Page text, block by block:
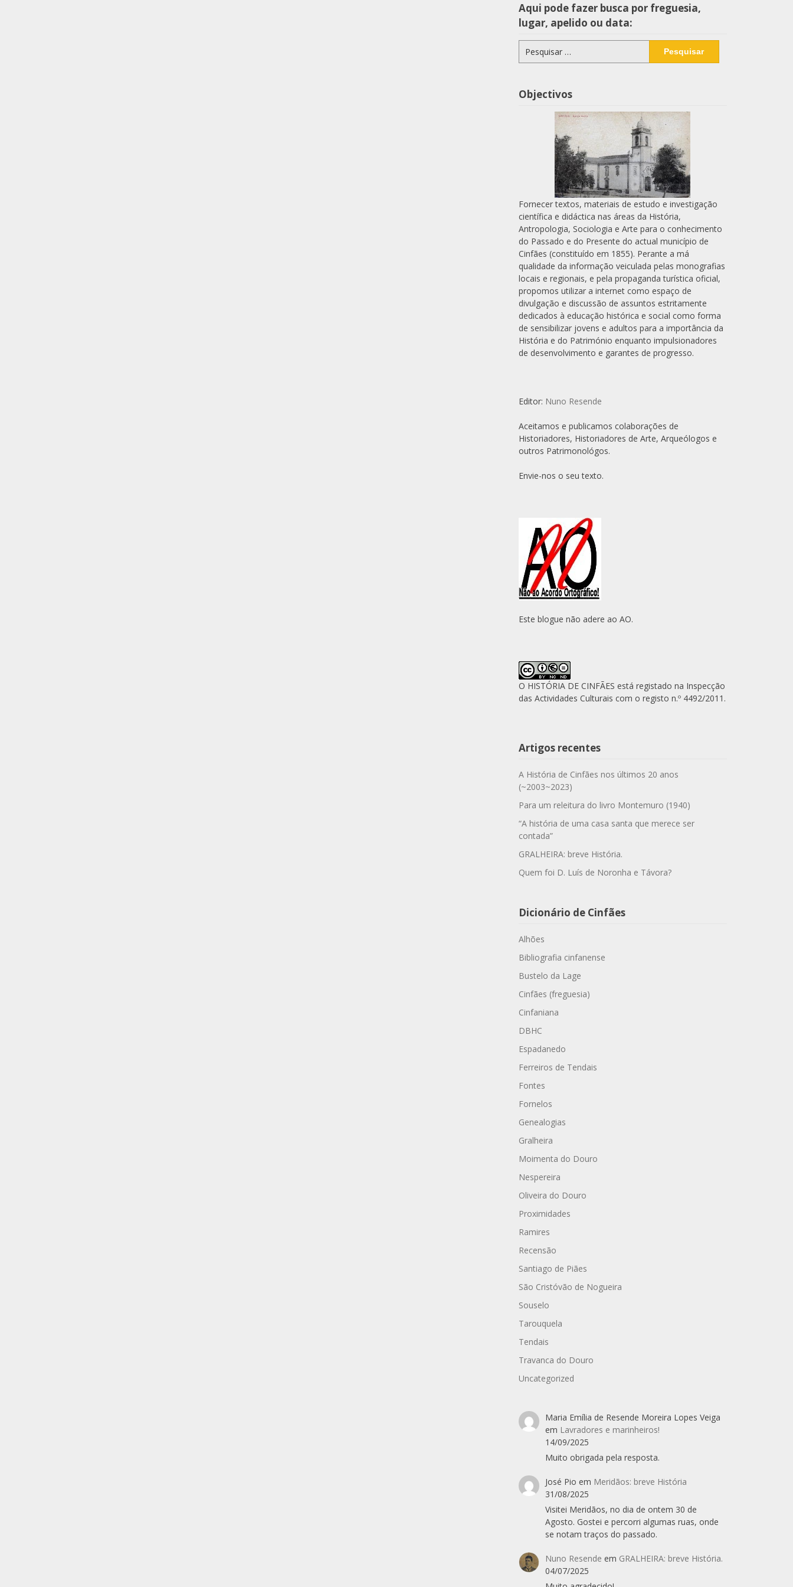
Aqui pode fazer busca por freguesia,
lugar, apelido ou data:
por:
Objectivos
Fornecer textos, materiais de estudo e investigação
científica e didáctica nas áreas da História,
Antropologia, Sociologia e Arte para o conhecimento
do Passado e do Presente do actual município de
Cinfães (constituído em 1855). Perante a má
qualidade da informação veiculada pelas monografias
locais e regionais, e pela propaganda turística oficial,
propomos utilizar a internet como espaço de
divulgação e discussão de assuntos estritamente
dedicados à educação histórica e social como forma
de sensibilizar jovens e adultos para a importância da
História e do Património enquanto impulsionadores
de desenvolvimento e garantes de progresso.
Editor: Nuno Resende
Aceitamos e publicamos colaborações de
Historiadores, Historiadores de Arte, Arqueólogos e
outros Patrimonológos.
Envie-nos o seu texto.
Este blogue não adere ao AO.
O HISTÓRIA DE CINFÃES está registado na Inspecção
das Actividades Culturais com o registo n.º 4492/2011.
Artigos recentes
A História de Cinfães nos últimos 20 anos
(~2003~2023)
Para um releitura do livro Montemuro (1940)
“A história de uma casa santa que merece ser
contada”
GRALHEIRA: breve História.
Quem foi D. Luís de Noronha e Távora?
Dicionário de Cinfães
Alhões
Bibliografia cinfanense
Bustelo da Lage
Cinfães (freguesia)
Cinfaniana
DBHC
Espadanedo
Ferreiros de Tendais
Fontes
Fornelos
Genealogias
Gralheira
Moimenta do Douro
Nespereira
Oliveira do Douro
Proximidades
Ramires
Recensão
Santiago de Piães
São Cristóvão de Nogueira
Souselo
Tarouquela
Tendais
Travanca do Douro
Uncategorized
Maria Emília de Resende Moreira Lopes Veiga
em Lavradores e marinheiros!
14/09/2025
Muito obrigada pela resposta.
José Pio em Meridãos: breve História
31/08/2025
Visitei Meridãos, no dia de ontem 30 de
Agosto. Gostei e percorri algumas ruas, onde
se notam traços do passado.
Nuno Resende em GRALHEIRA: breve História.
04/07/2025